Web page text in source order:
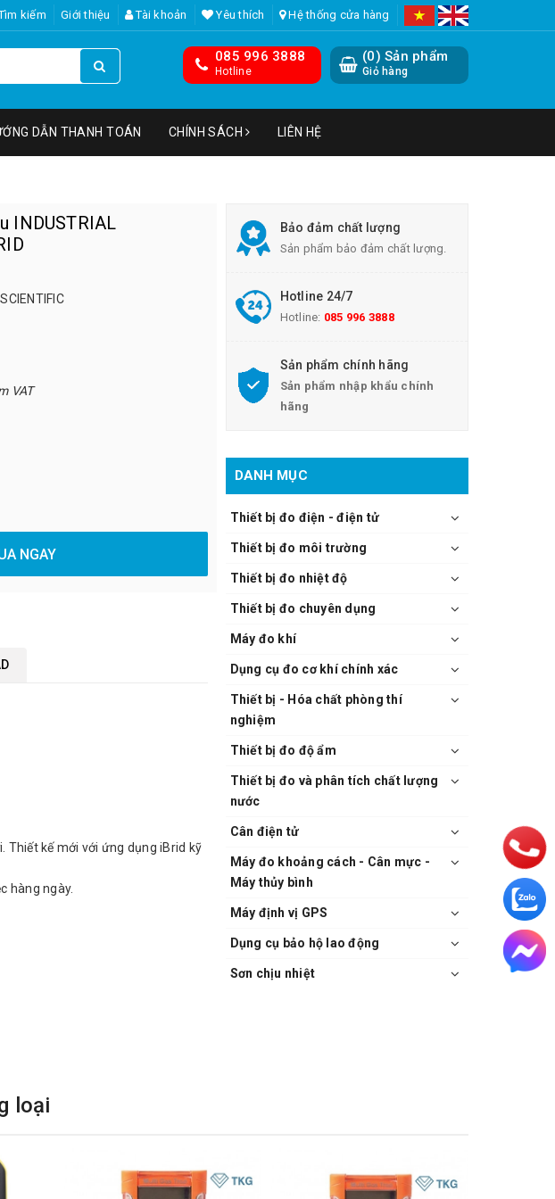
kiếm Giới thiệu Tài khoản Yêu thích Hệ thống cửa hàng
(0) Sản phẩm
Giỏ hàng
085 996 3888
Hotline
DẪN THANH TOÁN CHÍNH SÁCH LIÊN HỆ
INDUSTRIAL
VAT
NGAY
Thiết kế mới với ứng dụng iBrid kỹ
hàng ngày.
CH4 IR (0-100% vol.), CH4 (0-5%),
Bảo đảm chất lượng
Sản phẩm bảo đảm chất lượng.
Hotline 24/7
Hotline: 085 996 3888
Sản phẩm chính hãng
Sản phẩm nhập khẩu chính
hãng
DANH MỤC
Thiết bị đo điện - điện tử
Thiết bị đo môi trường
Thiết bị đo nhiệt độ
Thiết bị đo chuyên dụng
Máy đo khí
Dụng cụ đo cơ khí chính xác
Thiết bị - Hóa chất phòng thí
nghiệm
Thiết bị đo độ ẩm
Thiết bị đo và phân tích chất lượng
nước
Cân điện tử
Máy đo khoảng cách - Cân mực -
Máy thủy bình
Máy định vị GPS
Dụng cụ bảo hộ lao động
Sơn chịu nhiệt
loại